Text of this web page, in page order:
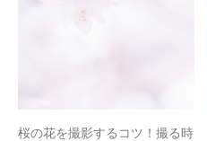
桜の花を撮影するコツ！撮る時